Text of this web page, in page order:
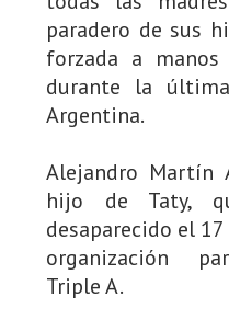
paradero de sus
forzada a
durante la
Argentina.
Alejandro Martín
hijo de Taty,
desaparecido el
organización
Triple A.